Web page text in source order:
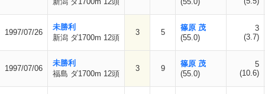
1997/07/26
未勝利
新潟 ダ1700m 12頭
3 5
篠原 茂
(55.0)
3
(3.7)
1997/07/06
未勝利
福島 ダ1700m 12頭
3 9
篠原 茂
(55.0)
5
(10.6)